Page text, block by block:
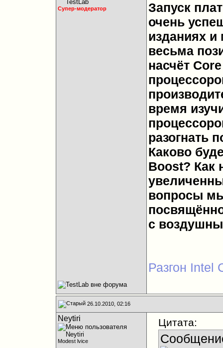
Супер-модератор
Запуск
очень
изданиях и
весьма
насчёт
время
разогнать
Каково
Boost? Как
вопросы мы
с
Разгон Intel
26.10.2010, 02:16
Neytiri
Modest lvice
Цитата: